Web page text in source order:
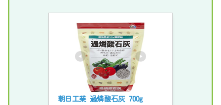
朝日工業 過燐酸石灰 700g